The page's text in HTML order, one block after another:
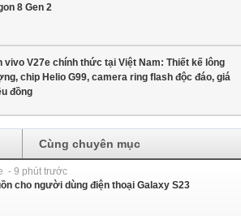
8 Gen 2
vivo V27e chính thức tại Việt Nam: Thiết kế lông
chip Helio G99, camera ring flash độc đáo, giá
đồng
Cùng chuyên mục
- 9 phút trước
cho người dùng điện thoại Galaxy S23